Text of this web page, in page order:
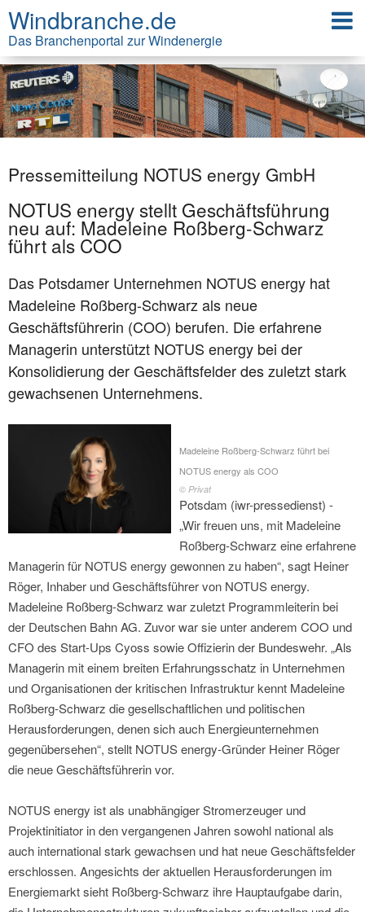
Windbranche.de
Das Branchenportal zur Windenergie
Pressemitteilung NOTUS energy GmbH
NOTUS energy stellt Geschäftsführung
neu auf: Madeleine Roßberg-Schwarz
führt als COO
Das Potsdamer Unternehmen NOTUS energy hat
Madeleine Roßberg-Schwarz als neue
Geschäftsführerin (COO) berufen. Die erfahrene
Managerin unterstützt NOTUS energy bei der
Konsolidierung der Geschäftsfelder des zuletzt stark
gewachsenen Unternehmens.
Madeleine Roßberg-Schwarz führt bei
NOTUS energy als COO
© Privat
Potsdam (iwr-pressedienst) -
„Wir freuen uns, mit Madeleine
Roßberg-Schwarz eine erfahrene
Managerin für NOTUS energy gewonnen zu haben“, sagt Heiner
Röger, Inhaber und Geschäftsführer von NOTUS energy.
Madeleine Roßberg-Schwarz war zuletzt Programmleiterin bei
der Deutschen Bahn AG. Zuvor war sie unter anderem COO und
CFO des Start-Ups Cyoss sowie Offizierin der Bundeswehr. „Als
Managerin mit einem breiten Erfahrungsschatz in Unternehmen
und Organisationen der kritischen Infrastruktur kennt Madeleine
Roßberg-Schwarz die gesellschaftlichen und politischen
Herausforderungen, denen sich auch Energieunternehmen
gegenübersehen“, stellt NOTUS energy-Gründer Heiner Röger
die neue Geschäftsführerin vor.
NOTUS energy ist als unabhängiger Stromerzeuger und
Projektinitiator in den vergangenen Jahren sowohl national als
auch international stark gewachsen und hat neue Geschäftsfelder
erschlossen. Angesichts der aktuellen Herausforderungen im
Energiemarkt sieht Roßberg-Schwarz ihre Hauptaufgabe darin,